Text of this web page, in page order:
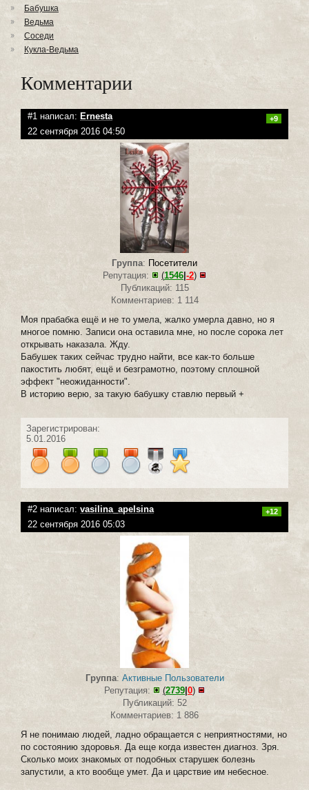
Бабушка
Ведьма
Соседи
Кукла-Ведьма
Комментарии
#1 написал: Ernesta +9
22 сентября 2016 04:50
Группа: Посетители
Репутация:
(1546 -2)
Публикаций: 115
Комментариев: 1 114
Моя прабабка ещё и не то умела, жалко умерла давно, но я
многое помню. Записи она оставила мне, но после сорока лет
открывать наказала. Жду.
Бабушек таких сейчас трудно найти, все как-то больше
пакостить любят, ещё и безграмотно, поэтому сплошной
эффект "неожиданности".
В историю верю, за такую бабушку ставлю первый +
Зарегистрирован:
5.01.2016
#2 написал: vasilina_apelsina +12
22 сентября 2016 05:03
Группа: Активные Пользователи
Репутация:
(2739 0)
Публикаций: 52
Комментариев: 1 886
Я не понимаю людей, ладно обращается с неприятностями, но
по состоянию здоровья. Да еще когда известен диагноз. Зря.
Сколько моих знакомых от подобных старушек болезнь
запустили, а кто вообще умет. Да и царствие им небесное.